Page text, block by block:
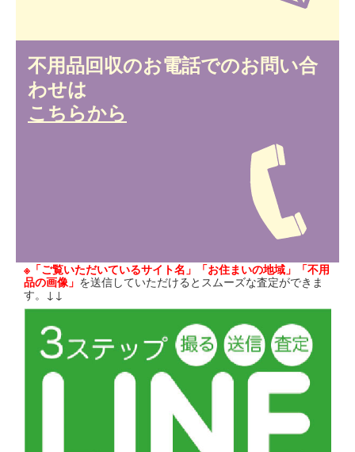
不用品回収のお電話でのお問い合
わせは
こちらから
※「ご覧いただいているサイト名」「お住まいの地域」「不用
品の画像」 を送信していただけるとスムーズな査定ができま
す。↓↓